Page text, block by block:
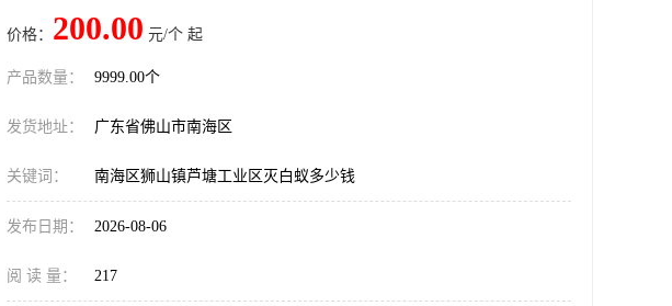
价格： 200.00 元/个 起
产品数量： 9999.00个
发货地址： 广东省佛山市南海区
关键词： 南海区狮山镇芦塘工业区灭白蚁多少钱
发布日期： 2026-08-06
阅 读 量： 217